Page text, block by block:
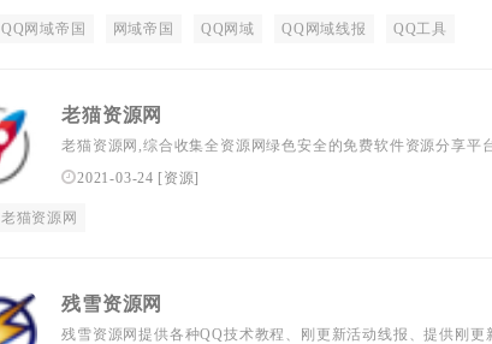
QQ网域帝国 网域帝国 QQ网域 QQ网域线报 QQ工具
老猫资源网
老猫资源网,综合收集全资源网绿色安全的免费软件资源分享平
精品软件,游戏资讯,编程语言,活动线报,游戏论坛等更多辅助教
2021-03-24 [资源]
老猫资源网
残雪资源网
残雪资源网提供各种QQ技术教程、刚更新活动线报、提供刚更